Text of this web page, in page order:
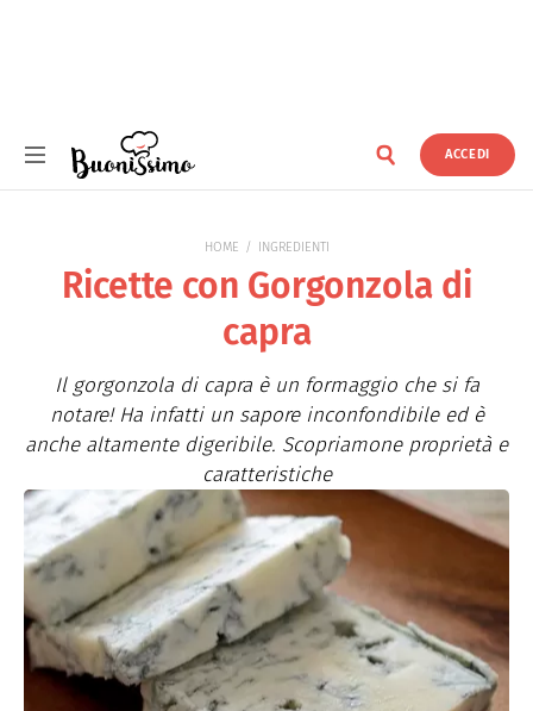
ACCEDI
HOME INGREDIENTI
Ricette con Gorgonzola di
capra
Il gorgonzola di capra è un formaggio che si fa
notare! Ha infatti un sapore inconfondibile ed è
anche altamente digeribile. Scopriamone proprietà e
caratteristiche